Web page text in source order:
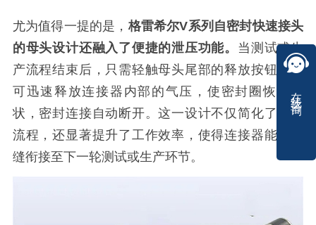
尤为值得一提的是， 格雷希尔V系列自密封快速接头
的母头设计还融入了便捷的泄压功能。 当测试或生
产流程结束后，只需轻触母头尾部的释放按钮，即
可迅速释放连接器内部的气压，使密封圈恢复原
状，密封连接自动断开。这一设计不仅简化了操作
流程，还显著提升了工作效率，使得连接器能够无
缝衔接至下一轮测试或生产环节。
在线咨询